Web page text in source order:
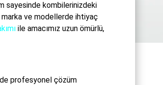
sayesinde kombilerinizdeki
marka ve modellerde ihtiyaç
ile amacımız uzun ömürlü,
profesyonel çözüm